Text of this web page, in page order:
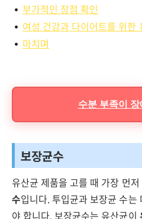
부가적인 장점 확인
여성 건강과 다이어트를 위한
마치며
수분 부족이
보장균수
유산균 제품을 고를 때 가장 먼
수입니다. 투입균과 보장균 수는
야 합니다. 보장균수는 유산균이